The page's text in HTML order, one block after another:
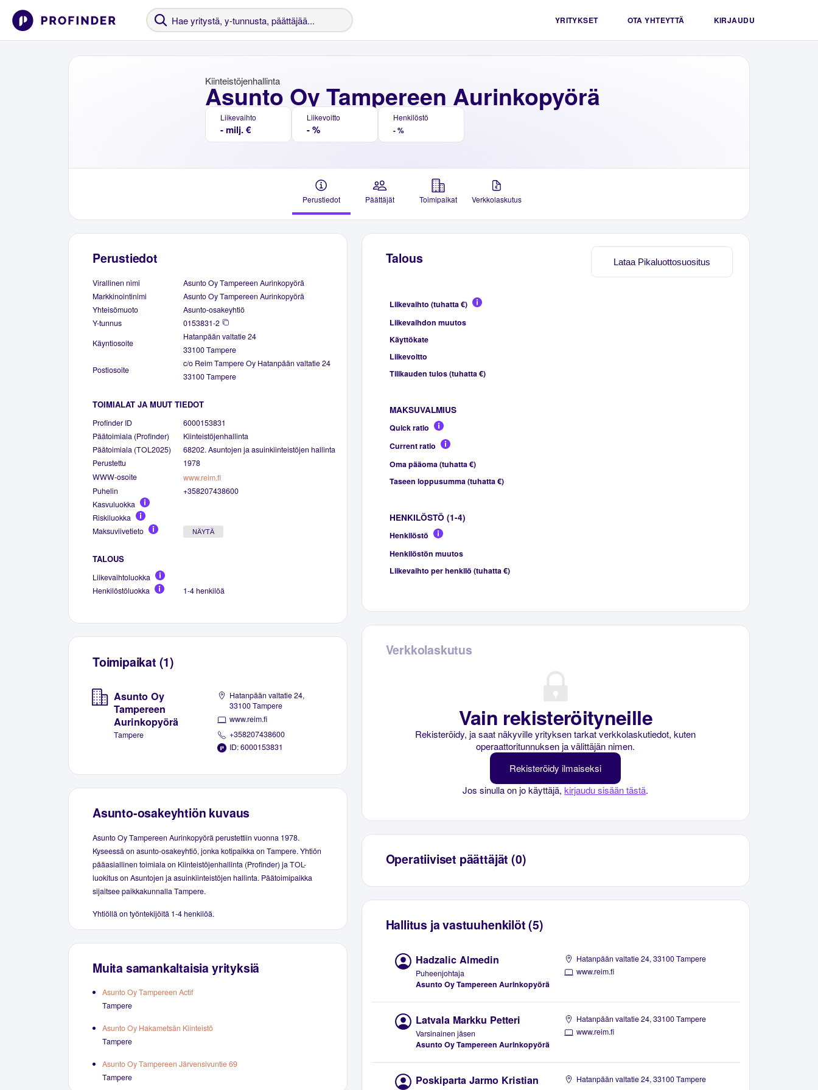
YRITYKSET OTA YHTEYTTÄ KIRJAUDU
Asunto Oy Tampereen Aurinkopyörä
Kiinteistöjenhallinta
Liikevaihto
- milj. €
Liikevoitto
- %
Henkilöstö
- %
Perustiedot Päättäjät Toimipaikat Verkkolaskutus
Perustiedot
Virallinen nimi
Asunto Oy Tampereen Aurinkopyörä
Markkinointinimi
Asunto Oy Tampereen Aurinkopyörä
Yhteisömuoto
Asunto-osakeyhtiö
Y-tunnus
0153831-2
Käyntiosoite
Hatanpään valtatie 24
33100 Tampere
Postiosoite
c/o Reim Tampere Oy Hatanpään valtatie 24
33100 Tampere
TOIMIALAT JA MUUT TIEDOT
Profinder ID
6000153831
Päätoimiala (Profinder)
Kiinteistöjenhallinta
Päätoimiala (TOL2025)
68202. Asuntojen ja asuinkiinteistöjen hallinta
Perustettu
1978
WWW-osoite
www.reim.fi
Puhelin
+358207438600
Kasvuluokka
Riskiluokka
Maksuviivetieto
NÄYTÄ
TALOUS
Liikevaihtoluokka
Henkilöstöluokka
1-4 henkilöä
Toimipaikat (1)
Asunto Oy
Tampereen
Aurinkopyörä
Tampere
Hatanpään valtatie 24,
33100 Tampere
www.reim.fi
+358207438600
ID: 6000153831
Asunto-osakeyhtiön kuvaus
Asunto Oy Tampereen Aurinkopyörä perustettiin vuonna 1978.
Kyseessä on asunto-osakeyhtiö, jonka kotipaikka on Tampere. Yhtiön
pääasiallinen toimiala on Kiinteistöjenhallinta (Profinder) ja TOL-
luokitus on Asuntojen ja asuinkiinteistöjen hallinta. Päätoimipaikka
sijaitsee paikkakunnalla Tampere.
Yhtiöllä on työntekijöitä 1-4 henkilöä.
Muita samankaltaisia yrityksiä
Asunto Oy Tampereen Actif
Tampere
Asunto Oy Hakametsän Kiinteistö
Tampere
Asunto Oy Tampereen Järvensivuntie 69
Tampere
Lataa Pikaluottosuositus
Talous
Liikevaihto (tuhatta €)
Liikevaihdon muutos
Käyttökate
Liikevoitto
Tilikauden tulos (tuhatta €)
MAKSUVALMIUS
Quick ratio
Current ratio
Oma pääoma (tuhatta €)
Taseen loppusumma (tuhatta €)
HENKILÖSTÖ (1-4)
Henkilöstö
Henkilöstön muutos
Liikevaihto per henkilö (tuhatta €)
Verkkolaskutus
Vain rekisteröityneille
Rekisteröidy, ja saat näkyville yrityksen tarkat verkkolaskutiedot, kuten
operaattoritunnuksen ja välittäjän nimen.
Rekisteröidy ilmaiseksi
Jos sinulla on jo käyttäjä,kirjaudu sisään tästä.
Operatiiviset päättäjät (0)
Hallitus ja vastuuhenkilöt (5)
Hadzalic Almedin
Puheenjohtaja
Asunto Oy Tampereen Aurinkopyörä
Hatanpään valtatie 24, 33100 Tampere
www.reim.fi
Latvala Markku Petteri
Varsinainen jäsen
Asunto Oy Tampereen Aurinkopyörä
Hatanpään valtatie 24, 33100 Tampere
www.reim.fi
Poskiparta Jarmo Kristian
Hatanpään valtatie 24, 33100 Tampere